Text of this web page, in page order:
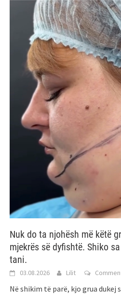
Nuk do ta njohësh më këtë
mjekrës së dyfishtë. Shiko
tani.
03.08.2026 Lilit
Në shikim të parë, kjo grua dukej